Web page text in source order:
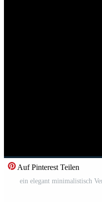
Auf Pinterest Teilen